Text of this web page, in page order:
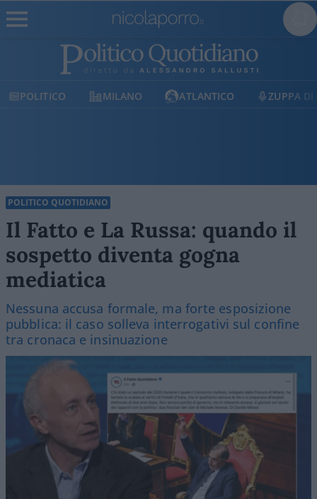
MILANO ATLANTICO ZUPPA DI PORRO
POLITICO QUOTIDIANO
Il Fatto e La Russa: quando il
sospetto diventa gogna
mediatica
Nessuna accusa formale, ma forte esposizione
pubblica: il caso solleva interrogativi sul confine
tra cronaca e insinuazione